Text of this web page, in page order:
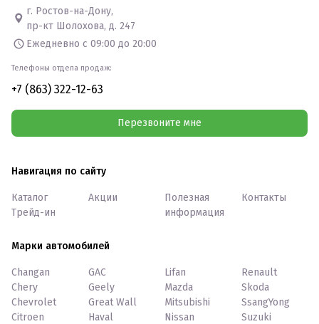
г. Ростов-на-Дону,
пр-кт Шолохова, д. 247
Ежедневно с 09:00 до 20:00
Телефоны отдела продаж:
+7 (863) 322-12-63
Перезвоните мне
Навигация по сайту
Каталог
Трейд-ин
Акции
Полезная
информация
Контакты
Марки автомобилей
Changan
Chery
Chevrolet
Citroen
GAC
Geely
Great Wall
Haval
Lifan
Mazda
Mitsubishi
Nissan
Renault
Skoda
SsangYong
Suzuki